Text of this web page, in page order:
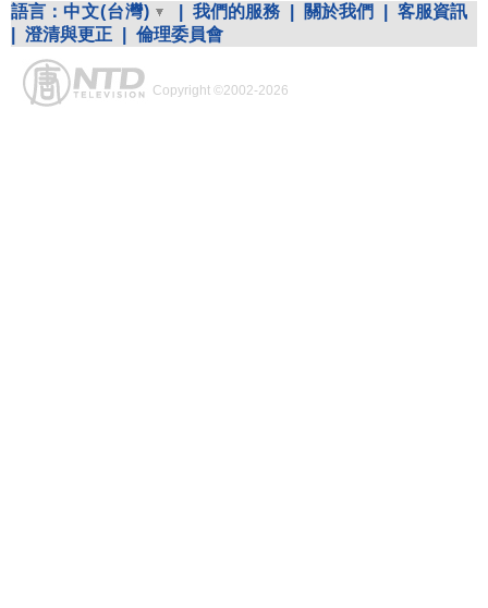
語言： 中文(台灣) 我們的服務 關於我們
客服資訊
澄清與更正 倫理委員會
Copyright ©2002-2026